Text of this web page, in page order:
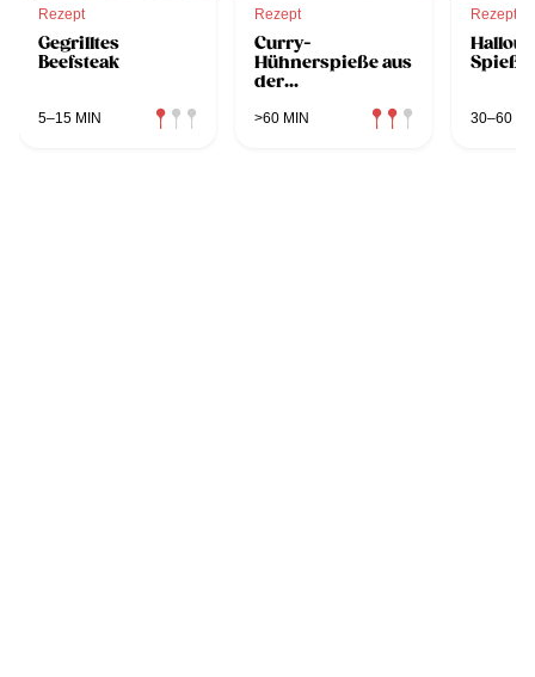
Rezept
Gegrilltes
Beefsteak
5–15 MIN
Rezept
Curry-
Hühnerspieße aus
der
>60 MIN
Rezept
Spieße
30–60